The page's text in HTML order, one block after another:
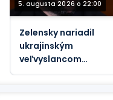
5. augusta 2026 o 22:00
Zelensky nariadil
ukrajinským
veľvyslancom